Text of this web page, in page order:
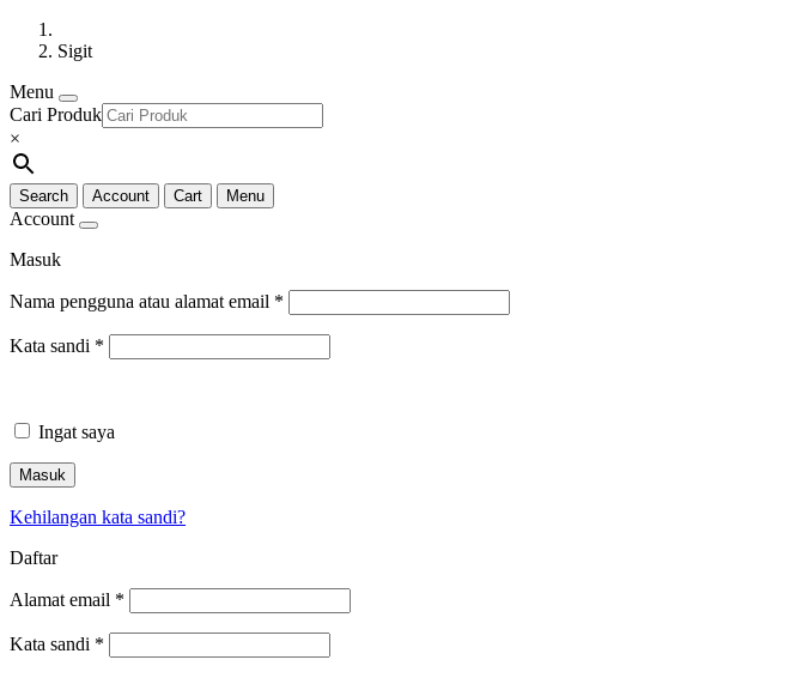
Sigit
Menu
Cari Produk
×
Search Account Cart Menu
Account
Masuk
Nama pengguna atau alamat email *
Kata sandi *
Ingat saya
Masuk
Kehilangan kata sandi?
Daftar
Alamat email *
Kata sandi *